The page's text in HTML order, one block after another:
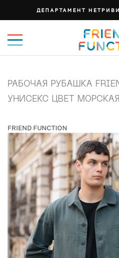
ДЕПАРТАМЕНТ
РАБОЧАЯ РУБАШКА
УНИСЕКС ЦВЕТ
FRIEND FUNCTION